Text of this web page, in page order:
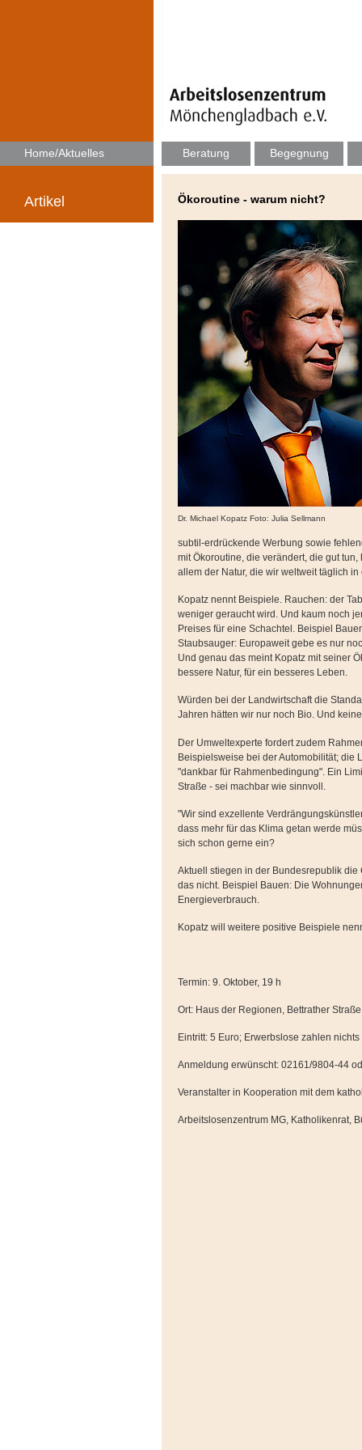
Artikel
Home/Aktuelles Beratung Begegnung
Ökoroutine - warum nicht?
Dr. Michael Kopatz Foto: Julia Sellmann
subtil-erdrückende Werbung sowie
mit Ökoroutine, die verändert, die gut
allem der Natur, die wir weltweit täglich
Kopatz nennt Beispiele. Rauchen: der
weniger geraucht wird. Und kaum noch
Preises für eine Schachtel. Beispiel
Staubsauger: Europaweit gebe es nur
Und genau das meint Kopatz mit seiner
bessere Natur, für ein besseres Leben.
Würden bei der Landwirtschaft die
Jahren hätten wir nur noch Bio. Und
Der Umweltexperte fordert zudem
Beispielsweise bei der Automobilität; die
"dankbar für Rahmenbedingung". Ein
Straße - sei machbar wie sinnvoll.
"Wir sind exzellente
dass mehr für das Klima getan werde
sich schon gerne ein?
Aktuell stiegen in der Bundesrepublik die
das nicht. Beispiel Bauen: Die
Energieverbrauch.
Kopatz will weitere positive Beispiele
Termin: 9. Oktober, 19 h
Ort: Haus der Regionen, Bettrather
Eintritt: 5 Euro; Erwerbslose zahlen nichts
Anmeldung erwünscht: 02161/9804-44
Veranstalter in Kooperation mit dem
Arbeitslosenzentrum MG, Katholikenrat,